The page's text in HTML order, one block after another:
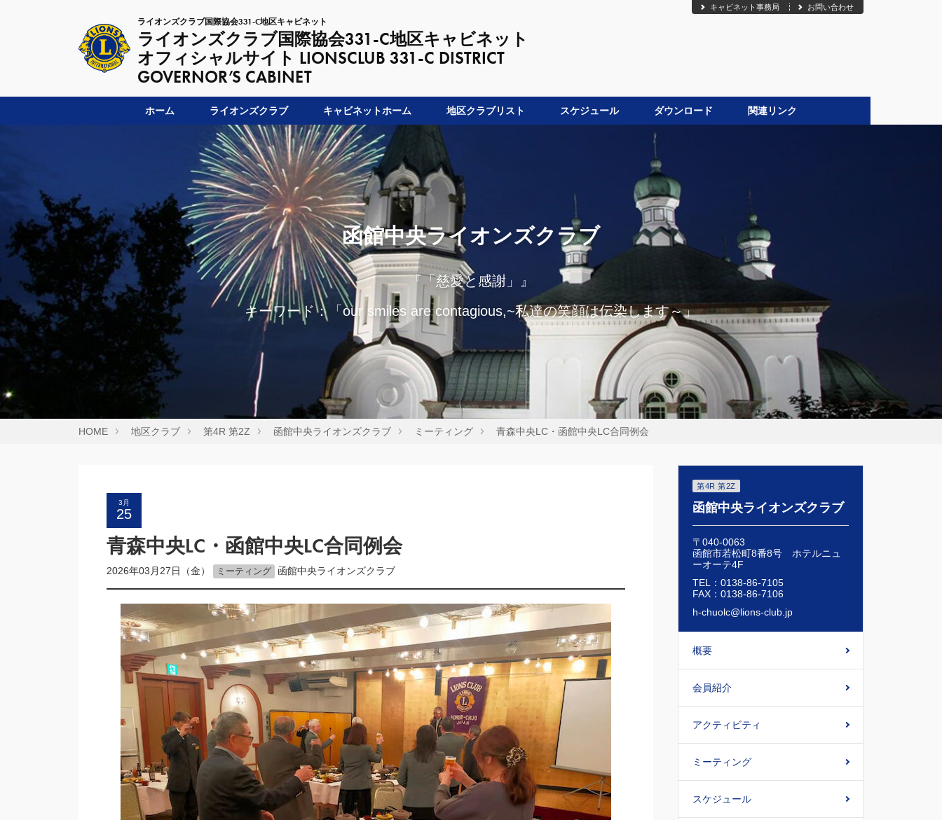
ライオンズクラブ国際協会331-C地区キャビネット
ライオンズクラブ国際協会331-C地区キャビネット
オフィシャルサイト LIONSCLUB 331-C DISTRICT
GOVERNOR’S CABINET
キャビネット事務局 お問い合わせ
ホーム ライオンズクラブ キャビネットホーム 地区クラブリスト スケジュール ダウンロード 関連リンク
函館中央ライオンズクラブ
『「慈愛と感謝」』
キーワード：「our smiles are contagious,~私達の笑顔は伝染します～」
HOME 地区クラブ 第4R 第2Z 函館中央ライオンズクラブ ミーティング 青森中央LC・函館中央LC合同例会
3月
25
青森中央LC・函館中央LC合同例会
2026年03月27日（金） ミーティング 函館中央ライオンズクラブ
第4R 第2Z
函館中央ライオンズクラブ
〒040-0063
函館市若松町8番8号 ホテルニュ
ーオーテ4F
TEL：0138-86-7105
FAX：0138-86-7106
h-chuolc@lions-club.jp
概要
会員紹介
アクティビティ
ミーティング
スケジュール